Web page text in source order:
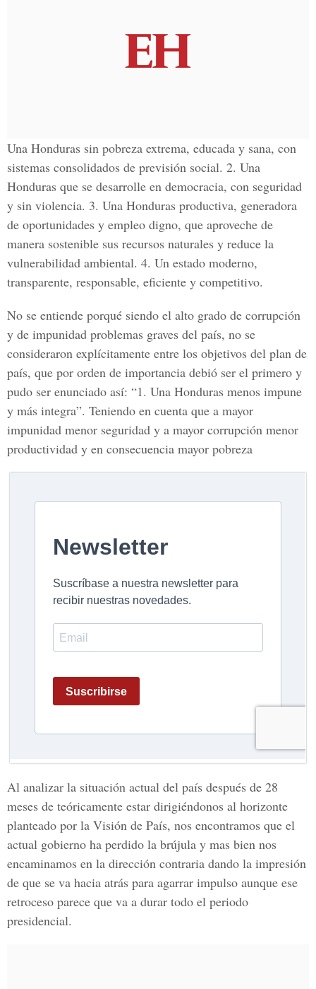
Una Honduras sin pobreza extrema, educada y sana, con
sistemas consolidados de previsión social. 2. Una
Honduras que se desarrolle en democracia, con seguridad
y sin violencia. 3. Una Honduras productiva, generadora
de oportunidades y empleo digno, que aproveche de
manera sostenible sus recursos naturales y reduce la
vulnerabilidad ambiental. 4. Un estado moderno,
transparente, responsable, eficiente y competitivo.
No se entiende porqué siendo el alto grado de corrupción
y de impunidad problemas graves del país, no se
consideraron explícitamente entre los objetivos del plan de
país, que por orden de importancia debió ser el primero y
pudo ser enunciado así: “1. Una Honduras menos impune
y más integra”. Teniendo en cuenta que a mayor
impunidad menor seguridad y a mayor corrupción menor
productividad y en consecuencia mayor pobreza
Al analizar la situación actual del país después de 28
meses de teóricamente estar dirigiéndonos al horizonte
planteado por la Visión de País, nos encontramos que el
actual gobierno ha perdido la brújula y mas bien nos
encaminamos en la dirección contraria dando la impresión
de que se va hacia atrás para agarrar impulso aunque ese
retroceso parece que va a durar todo el periodo
presidencial.